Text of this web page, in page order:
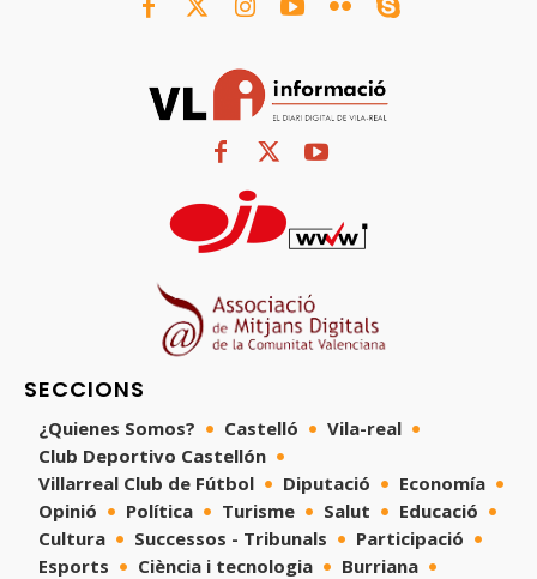
SECCIONS
¿Quienes Somos? Castelló
Vila-real
Club Deportivo Castellón
Villarreal Club de Fútbol
Diputació
Economía
Opinió
Política Turisme Salut
Educació
Cultura
Successos - Tribunals
Participació
Esports
Ciència i tecnologia
Burriana